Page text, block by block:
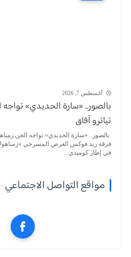
أغسطس 7, 2026
بالصور.. «سارة الحديدي» تواجه
تياترو آفاق
بالصور.. «سارة الحديدي» تواجه الجن
فرقة ريد فوكس العرض المسرحي
في إطار كوميدي...
مواقع التواصل الاجتماعي